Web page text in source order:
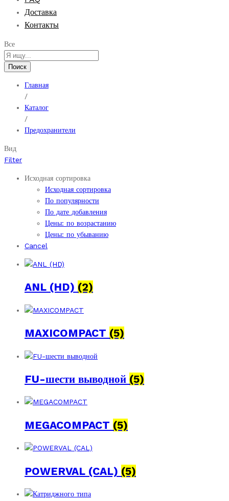
Доставка
Контакты
Все
Поиск
Главная
/
Каталог
/
Предохранители
Вид
Filter
Исходная сортировка
Исходная сортировка
По популярности
По дате добавления
Цены: по возрастанию
Цены: по убыванию
Cancel
ANL (HD) (2)
MAXICOMPACT (5)
FU-шести выводной (5)
MEGACOMPACT (5)
POWERVAL (CAL) (5)